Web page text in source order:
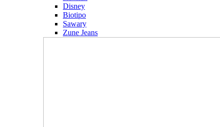
Disney
Biotipo
Sawary
Zune Jeans